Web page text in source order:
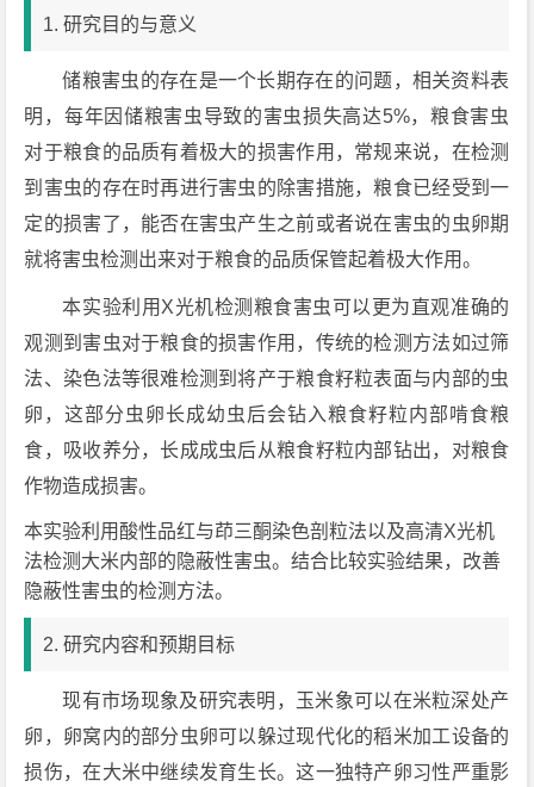
1. 研究目的与意义
储粮害虫的存在是一个长期存在的问题，相关资料表
明，每年因储粮害虫导致的害虫损失高达5%，粮食害虫
对于粮食的品质有着极大的损害作用，常规来说，在检测
到害虫的存在时再进行害虫的除害措施，粮食已经受到一
定的损害了，能否在害虫产生之前或者说在害虫的虫卵期
就将害虫检测出来对于粮食的品质保管起着极大作用。
本实验利用X光机检测粮食害虫可以更为直观准确的
观测到害虫对于粮食的损害作用，传统的检测方法如过筛
法、染色法等很难检测到将产于粮食籽粒表面与内部的虫
卵，这部分虫卵长成幼虫后会钻入粮食籽粒内部啃食粮
食，吸收养分，长成成虫后从粮食籽粒内部钻出，对粮食
作物造成损害。
本实验利用酸性品红与茚三酮染色剖粒法以及高清X光机
法检测大米内部的隐蔽性害虫。结合比较实验结果，改善
隐蔽性害虫的检测方法。
2. 研究内容和预期目标
现有市场现象及研究表明，玉米象可以在米粒深处产
卵，卵窝内的部分虫卵可以躲过现代化的稻米加工设备的
损伤，在大米中继续发育生长。这一独特产卵习性严重影